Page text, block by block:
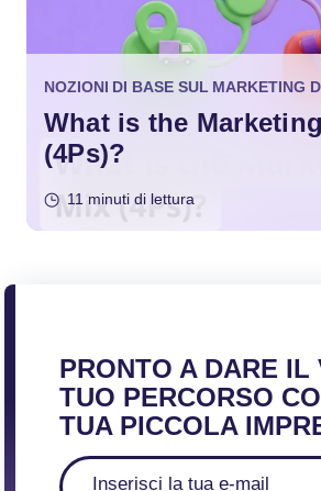
NOZIONI DI BASE SUL MARKETING
What is the
(4Ps)?
11 minuti di lettura
PRONTO A DARE IL
TUO PERCORSO
TUA PICCOLA